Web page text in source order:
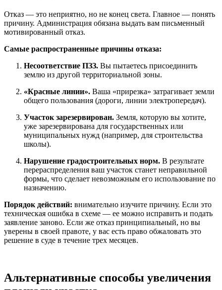
Отказ — это неприятно, но не конец света. Главное — понять
причину. Администрация обязана выдать вам письменный
мотивированный отказ.
Самые распространенные причины отказа:
Несоответствие ПЗЗ. Вы пытаетесь присоединить
землю из другой территориальной зоны.
«Красные линии». Ваша «прирезка» затрагивает земли
общего пользования (дороги, линии электропередач).
Участок зарезервирован. Земля, которую вы хотите,
уже зарезервирована для государственных или
муниципальных нужд (например, для строительства
школы).
Нарушение градостроительных норм. В результате
перераспределения ваш участок станет неправильной
формы, что сделает невозможным его использование по
назначению.
Порядок действий: внимательно изучите причину. Если это
техническая ошибка в схеме — ее можно исправить и подать
заявление заново. Если же отказ принципиальный, но вы
уверены в своей правоте, у вас есть право обжаловать это
решение в суде в течение трех месяцев.
Альтернативные способы увеличения